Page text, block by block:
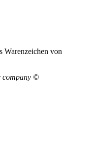
Warenzeichen von
company ©